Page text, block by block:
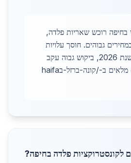
בחיפה רוכש שאריות פלדה,
גבוהים. חוסך עלויות
ומסייע למחזור. בשנת 2026, ביקוש גבוה עקב
פרויקטים. פרטים מלאים ב-/קונה-ברזל-בhaifa
לקונסטרוקציות פלדה בחיפה?